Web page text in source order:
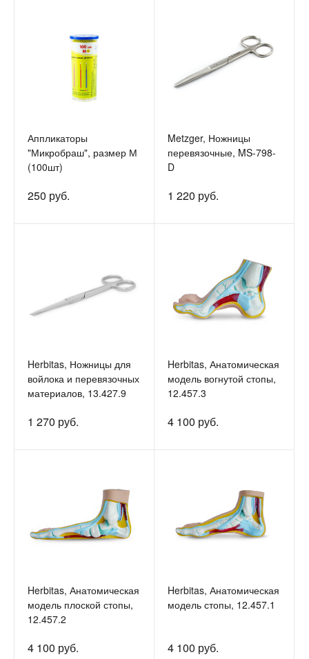
Аппликаторы
"Микробраш", размер М
(100шт)
250 руб.
Metzger, Ножницы
перевязочные, MS-798-
D
1 220 руб.
Herbitas, Ножницы для
войлока и перевязочных
материалов, 13.427.9
1 270 руб.
Herbitas, Анатомическая
модель вогнутой стопы,
12.457.3
4 100 руб.
Herbitas, Анатомическая
модель плоской стопы,
12.457.2
4 100 руб.
Herbitas, Анатомическая
модель стопы, 12.457.1
4 100 руб.